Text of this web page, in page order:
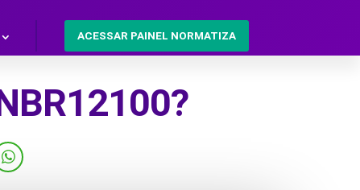
ACESSAR PAINEL NORMATIZA